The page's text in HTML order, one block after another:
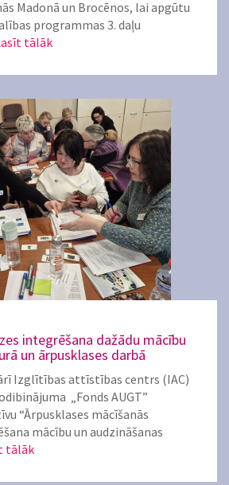
Madonā un Brocēnos, lai apgūtu
programmas 3. daļu
tālāk
integrēšana dažādu mācību
un ārpusklases darbā
Izglītības attīstības centrs (IAC)
„Fonds AUGT”
“Ārpusklases mācīšanās
mācību un audzināšanas
tālāk